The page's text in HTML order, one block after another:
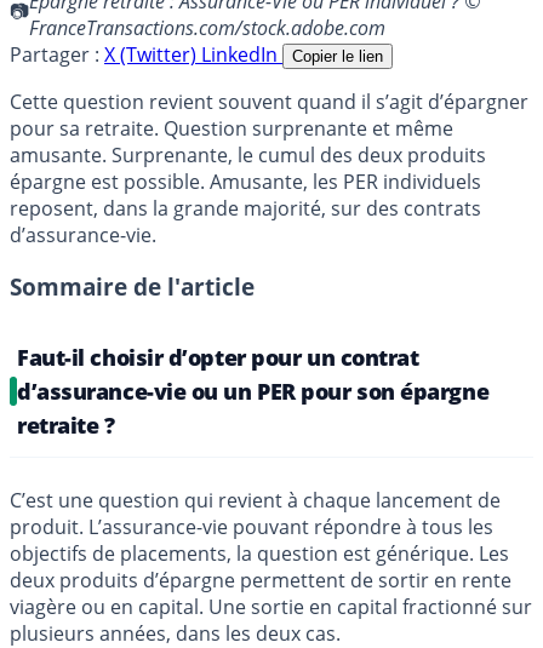
FranceTransactions.com/stock.adobe.com
Partager : X (Twitter) LinkedIn Copier le lien
Cette question revient souvent quand il s’agit d’épargner
pour sa retraite. Question surprenante et même
amusante. Surprenante, le cumul des deux produits
épargne est possible. Amusante, les PER individuels
reposent, dans la grande majorité, sur des contrats
d’assurance-vie.
Sommaire de l'article
Faut-il choisir d’opter pour un contrat
d’assurance-vie ou un PER pour son épargne
retraite ?
C’est une question qui revient à chaque lancement de
produit. L’assurance-vie pouvant répondre à tous les
objectifs de placements, la question est générique. Les
deux produits d’épargne permettent de sortir en rente
viagère ou en capital. Une sortie en capital fractionné sur
plusieurs années, dans les deux cas.